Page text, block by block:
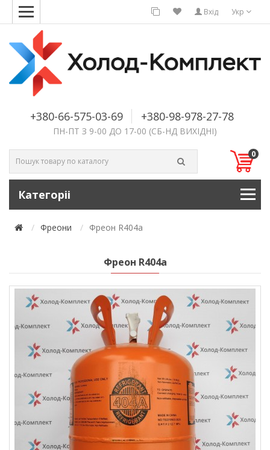
Укр
Вхід
+380-66-575-03-69 +380-98-978-27-78
ПН-ПТ З 9-00 ДО 17-00 (СБ-НД ВИХІДНІ)
0
Категоріі
Фреони Фреон R404a
Фреон R404a